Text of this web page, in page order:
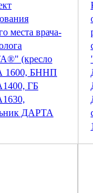
места врача-
(кресло
1600, БННП
ГБ
ДАРТА